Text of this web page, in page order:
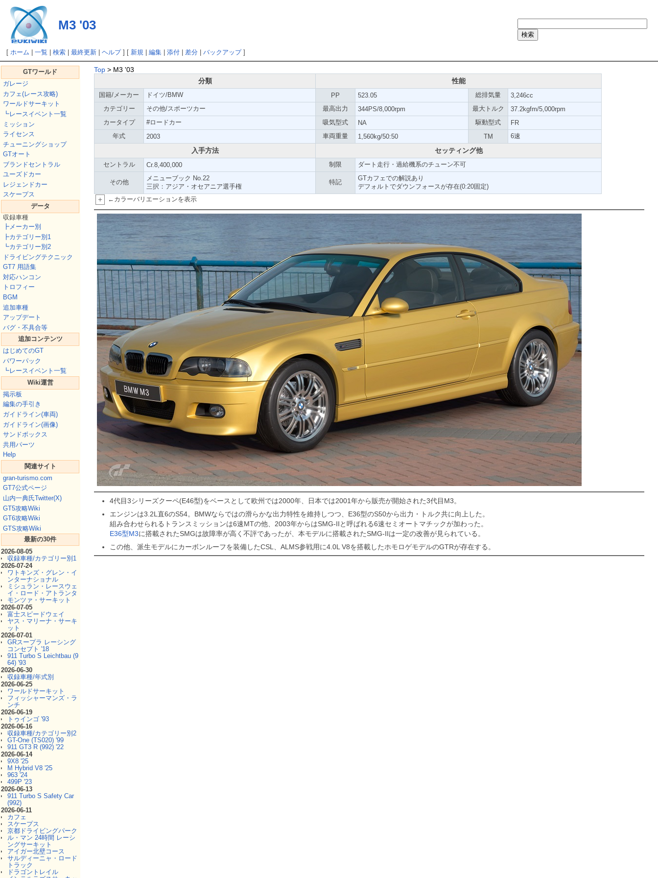
M3 '03
[ホーム |一覧 |検索 |最終更新 |ヘルプ] [ 新規 |編集 |添付 |差分 |バックアップ]
GTワールド
ガレージ
カフェ(レース攻略)
ワールドサーキット
┗レースイベント一覧
ミッション
ライセンス
チューニングショップ
GTオート
ブランドセントラル
ユーズドカー
レジェンドカー
スケープス
データ
収録車種
┣メーカー別
┣カテゴリー別1
┗カテゴリー別2
ドライビングテクニック
GT7 用語集
対応ハンコン
トロフィー
BGM
追加車種
アップデート
バグ・不具合等
追加コンテンツ
はじめてのGT
パワーパック
┗レースイベント一覧
Wiki運営
掲示板
編集の手引き
ガイドライン(車両)
ガイドライン(画像)
サンドボックス
共用パーツ
Help
関連サイト
gran-turismo.com
GT7公式ページ
山内一典氏Twitter(X)
GT5攻略Wiki
GT6攻略Wiki
GTS攻略Wiki
最新の30件
2026-08-05
収録車種/カテゴリー別1
2026-07-24
ワトキンズ・グレン・イ
ンターナショナル
ミシュラン・レースウェ
イ・ロード・アトランタ
モンツァ・サーキット
2026-07-05
富士スピードウェイ
ヤス・マリーナ・サーキ
ット
2026-07-01
GRスープラ レーシング
コンセプト '18
911 Turbo S Leichtbau (9
64) '93
2026-06-30
収録車種/年式別
2026-06-25
ワールドサーキット
フィッシャーマンズ・ラ
ンチ
2026-06-19
トゥインゴ '93
2026-06-16
収録車種/カテゴリー別2
GT-One (TS020) '99
911 GT3 R (992) '22
2026-06-14
9X8 '25
M Hybrid V8 '25
963 '24
499P '23
2026-06-13
911 Turbo S Safety Car
(992)
2026-06-11
カフェ
スケープス
京都ドライビングパーク
ル・マン 24時間 レーシ
ングサーキット
アイガー北壁コース
サルディーニャ・ロード
トラック
ドラゴントレイル
Top > M3 '03
分類
性能
国籍/メーカー ドイツ/BMW PP 523.05 総排気量
3,246cc
カテゴリー
その他/スポーツカー 最高出力 344PS/8,000rpm 最大トルク
37.2kgfm/5,000rpm
カータイプ
#ロードカー 吸気型式 NA 駆動型式
FR
年式
2003 車両重量 1,560kg/50:50 TM 6速
入手方法 セッティング他
セントラル Cr.8,400,000 制限 ダート走行・過給機系のチューン不可
その他
メニューブック No.22
三択：アジア・オセアニア選手権
特記
GTカフェでの解説あり
デフォルトでダウンフォースが存在(0:20固定)
+ ←カラーバリエーションを表示
4代目3シリーズクーペ(E46型)をベースとして欧州では2000年、日本では2001年から販売が開始された3代目M3。
エンジンは3.2L直6のS54。BMWならではの滑らかな出力特性を維持しつつ、E36型のS50から出力・トルク共に向上した。
組み合わせられるトランスミッションは6速MTの他、2003年からはSMG-IIと呼ばれる6速セミオートマチックが加わった。
E36型M3に搭載されたSMGは故障率が高く不評であったが、本モデルに搭載されたSMG-IIは一定の改善が見られている。
この他、派生モデルにカーボンルーフを装備したCSL、ALMS参戦用に4.0L V8を搭載したホモロゲモデルのGTRが存在する。